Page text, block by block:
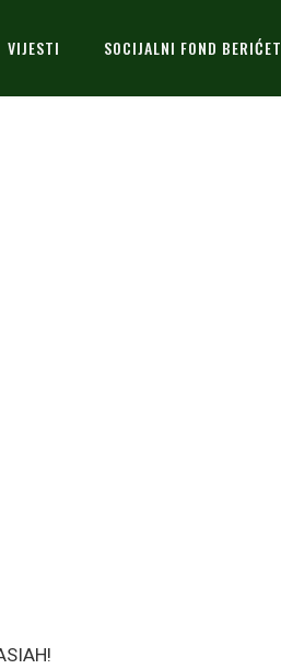
VIJESTI SOCIJALNI FOND BERIĆET